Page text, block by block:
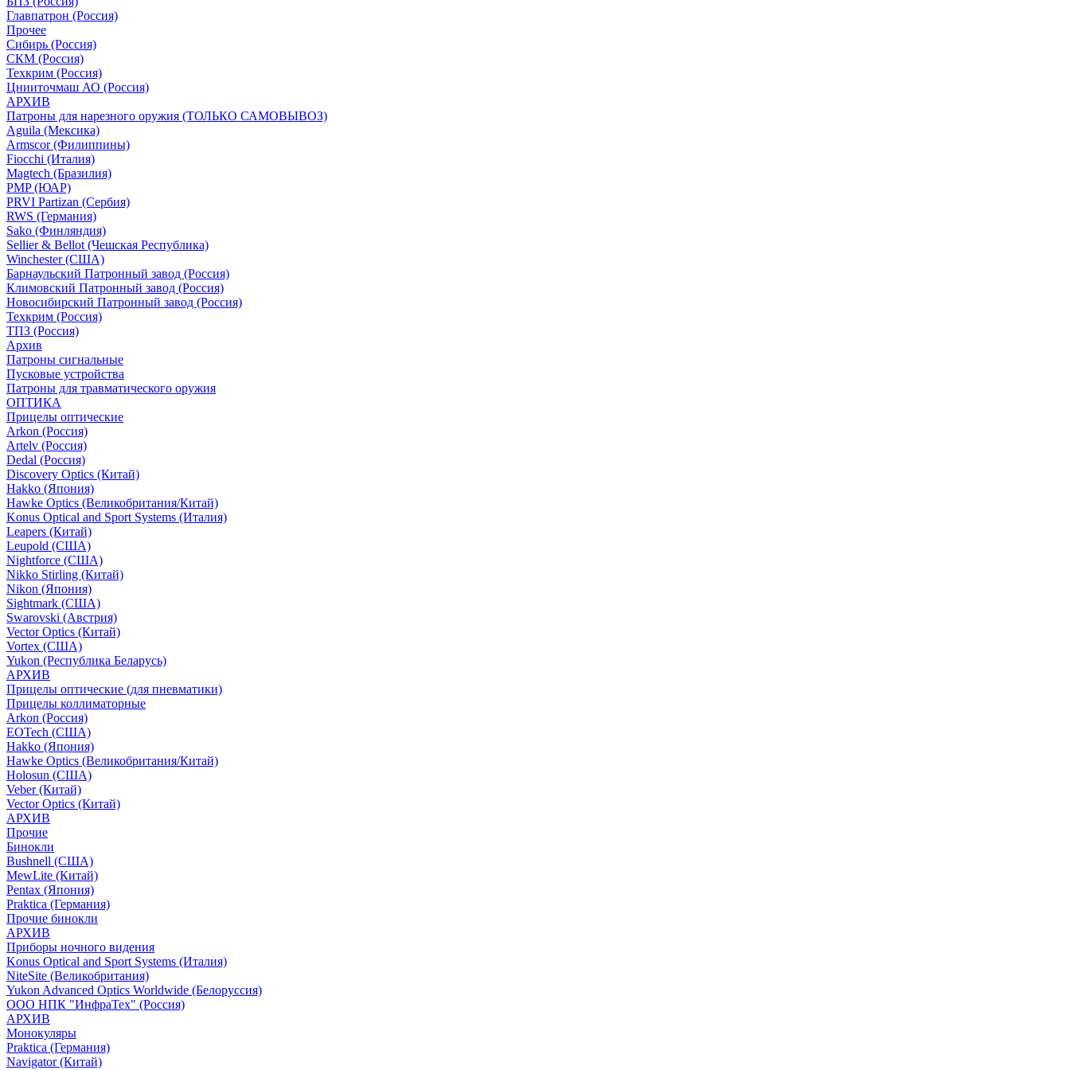
Главпатрон (Россия)
Прочее
Сибирь (Россия)
СКМ (Россия)
Техкрим (Россия)
Цнииточмаш АО (Россия)
АРХИВ
Патроны для нарезного оружия (ТОЛЬКО САМОВЫВОЗ)
Aguila (Мексика)
Armscor (Филиппины)
Fiocchi (Италия)
Magtech (Бразилия)
PMP (ЮАР)
PRVI Partizan (Сербия)
RWS (Германия)
Sako (Финляндия)
Sellier & Bellot (Чешская Республика)
Winchester (США)
Барнаульский Патронный завод (Россия)
Климовский Патронный завод (Россия)
Новосибирский Патронный завод (Россия)
Техкрим (Россия)
ТПЗ (Россия)
Архив
Патроны сигнальные
Пусковые устройства
Патроны для травматического оружия
ОПТИКА
Прицелы оптические
Arkon (Россия)
Artelv (Россия)
Dedal (Россия)
Discovery Optics (Китай)
Hakko (Япония)
Hawke Optics (Великобритания/Китай)
Konus Optical and Sport Systems (Италия)
Leapers (Китай)
Leupold (США)
Nightforce (США)
Nikko Stirling (Китай)
Nikon (Япония)
Sightmark (США)
Swarovski (Австрия)
Vector Optics (Китай)
Vortex (США)
Yukon (Республика Беларусь)
АРХИВ
Прицелы оптические (для пневматики)
Прицелы коллиматорные
Arkon (Россия)
EOTech (США)
Hakko (Япония)
Hawke Optics (Великобритания/Китай)
Holosun (США)
Veber (Китай)
Vector Optics (Китай)
АРХИВ
Прочие
Бинокли
Bushnell (США)
MewLite (Китай)
Pentax (Япония)
Praktica (Германия)
Прочие бинокли
АРХИВ
Приборы ночного видения
Konus Optical and Sport Systems (Италия)
NiteSite (Великобритания)
Yukon Advanced Optics Worldwide (Белоруссия)
ООО НПК "ИнфраТех" (Россия)
АРХИВ
Монокуляры
Praktica (Германия)
Navigator (Китай)